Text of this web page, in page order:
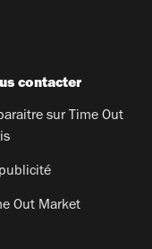
contacter
sur Time Out
Out Market